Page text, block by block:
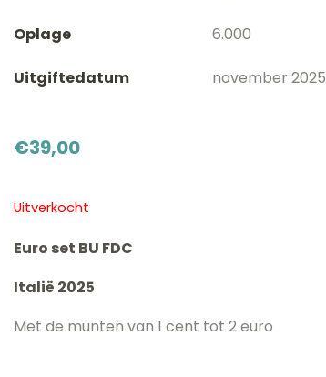
Oplage 6.000
Uitgiftedatum november 2025
€39,00
Uitverkocht
Euro set BU FDC
Italië 2025
Met de munten van 1 cent tot 2 euro